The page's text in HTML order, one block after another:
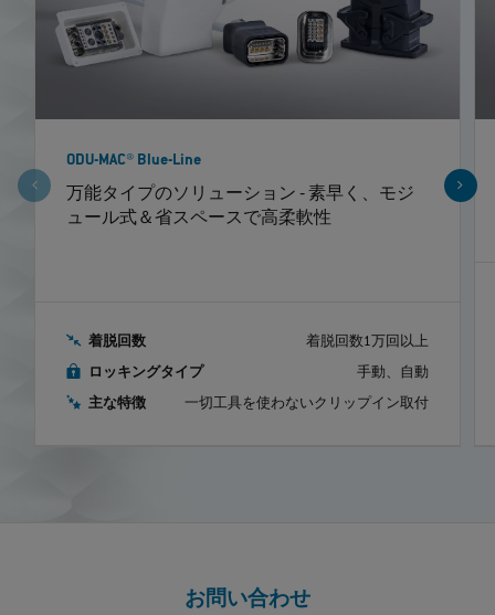
ODU-MAC® Blue-Line
万能タイプのソリューション ‐ 素早く、モジ
ュール式＆省スペースで高柔軟性
着脱回数 着脱回数1万回以上
ロッキングタイプ 手動、自動
主な特徴 一切工具を使わないクリップイン取付
お問い合わせ